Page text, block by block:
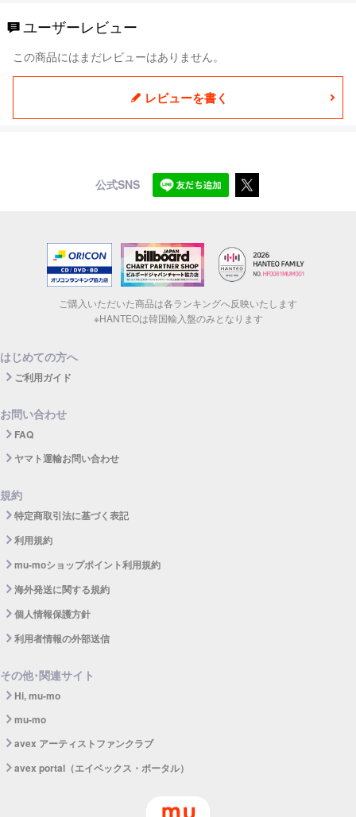
ユーザーレビュー
この商品にはまだレビューはありません。
レビューを書く
公式SNS
ご購入いただいた商品は各ランキングへ反映いたします
※HANTEOは韓国輸入盤のみとなります
はじめての方へ
ご利用ガイド
お問い合わせ
FAQ
ヤマト運輸お問い合わせ
規約
特定商取引法に基づく表記
利用規約
mu-moショップポイント利用規約
海外発送に関する規約
個人情報保護方針
利用者情報の外部送信
その他･関連サイト
Hi, mu-mo
mu-mo
avex アーティストファンクラブ
avex portal（エイベックス・ポータル）